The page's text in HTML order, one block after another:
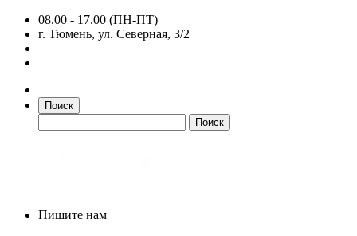
08.00 - 17.00 (ПН-ПТ)
г. Тюмень, ул. Северная, 3/2
Поиск
Пишите нам